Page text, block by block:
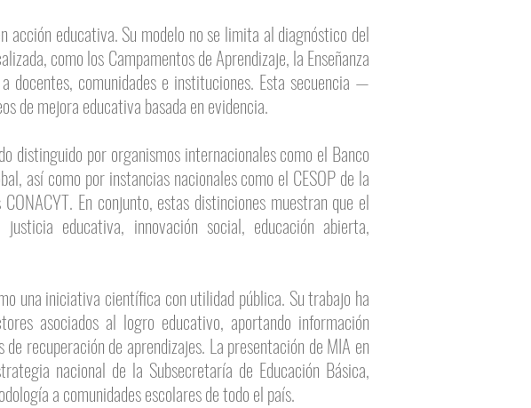
acción educativa. Su modelo no se limita al diagnóstico del
como los Campamentos de Aprendizaje, la Enseñanza
comunidades e instituciones. Esta secuencia —
de mejora educativa basada en evidencia.
distinguido por organismos internacionales como el Banco
así como por instancias nacionales como el CESOP de la
En conjunto, estas distinciones muestran que el
educativa, innovación social, educación abierta,
una iniciativa científica con utilidad pública. Su trabajo ha
asociados al logro educativo, aportando información
recuperación de aprendizajes. La presentación de MIA en
nacional de la Subsecretaría de Educación Básica,
a comunidades escolares de todo el país.